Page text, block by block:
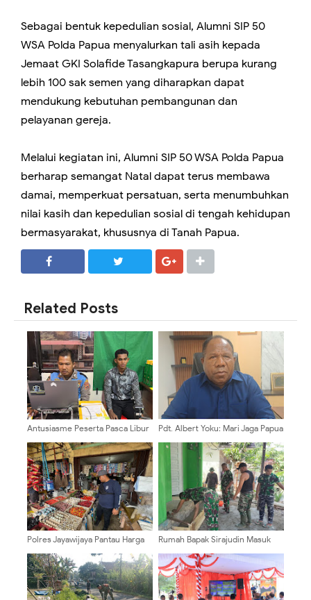
Sebagai bentuk kepedulian sosial, Alumni SIP 50
WSA Polda Papua menyalurkan tali asih kepada
Jemaat GKI Solafide Tasangkapura berupa kurang
lebih 100 sak semen yang diharapkan dapat
mendukung kebutuhan pembangunan dan
pelayanan gereja.
Melalui kegiatan ini, Alumni SIP 50 WSA Polda Papua
berharap semangat Natal dapat terus membawa
damai, memperkuat persatuan, serta menumbuhkan
nilai kasih dan kepedulian sosial di tengah kehidupan
bermasyarakat, khususnya di Tanah Papua.
Related Posts
Antusiasme Peserta Pasca Libur
Verifikasi di Pabanrim Polresta
Pdt. Albert Yoku: Mari Jaga Papua
Persaudaraan
Polres Jayawijaya Pantau Harga
Pootikelek
Rumah Bapak Sirajudin Masuk
Diserahkan